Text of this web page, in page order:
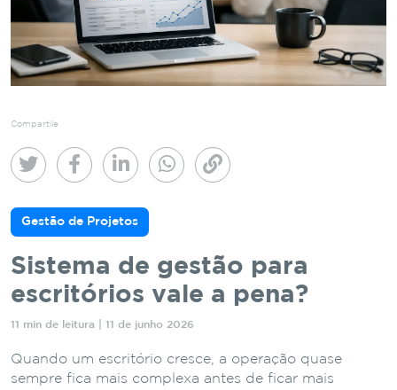
Compartile
Gestão de Projetos
Sistema de gestão para
escritórios vale a pena?
11 min de leitura | 11 de junho 2026
Quando um escritório cresce, a operação quase
sempre fica mais complexa antes de ficar mais